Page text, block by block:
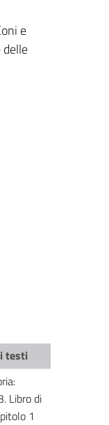
e
testi
Libro di
1